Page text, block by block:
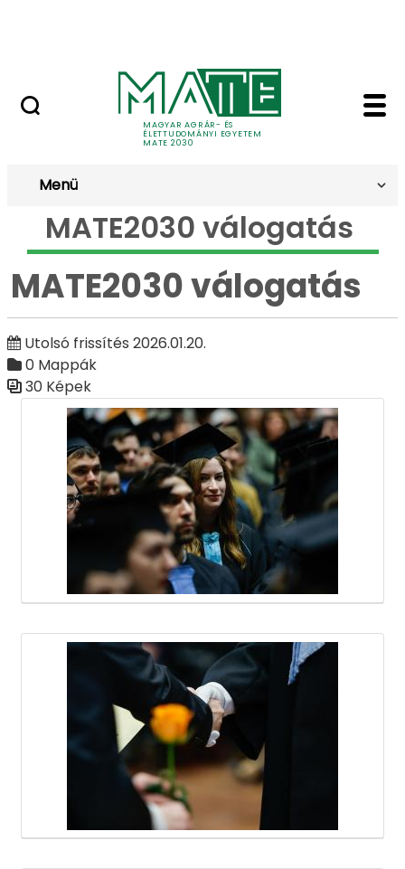
MAGYAR AGRÁR- ÉS
ÉLETTUDOMÁNYI EGYETEM
MATE 2030
MATE2030 válogatás
Galéria
Menü
MATE2030 válogatás
MATE2030 válogatás
Utolsó frissítés 2026.01.20.
0 Mappák
30 Képek
Médiatár